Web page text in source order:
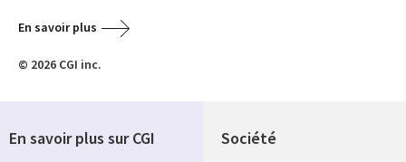
En savoir plus
© 2026 CGI inc.
Société
En savoir plus sur CGI